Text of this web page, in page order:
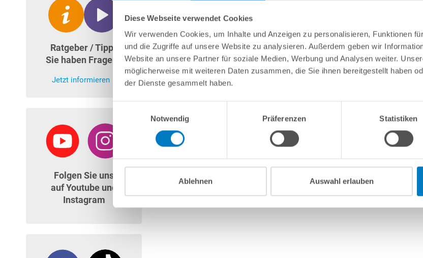
Diese Webseite verwendet Cookies
Wir verwenden Cookies, um Inhalte und Anzeigen zu personalisieren, Funktionen
und die Zugriffe auf unsere Website zu analysieren. Außerdem geben wir
Website an unsere Partner für soziale Medien, Werbung und Analysen weiter.
möglicherweise mit weiteren Daten zusammen, die Sie ihnen bereitgestellt haben
der Dienste gesammelt haben.
Notwendig
Präferenzen Statistiken
Ablehnen Auswahl erlauben
Ratgeber / Tipps
Sie haben Fragen?
Jetzt informieren
Folgen Sie uns
auf Youtube und
Instagram